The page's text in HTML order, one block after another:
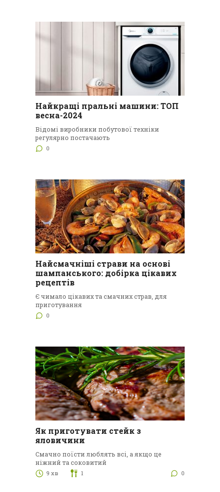
Найкращі пральні машини: ТОП
весна-2024
Відомі виробники побутової техніки
регулярно постачають
0
Найсмачніші страви на основі
шампанського: добірка цікавих
рецептів
Є чимало цікавих та смачних страв, для
приготування
0
Як приготувати стейк з
яловичини
Смачно поїсти люблять всі, а якщо це
ніжний та соковитий
9 хв 1 0